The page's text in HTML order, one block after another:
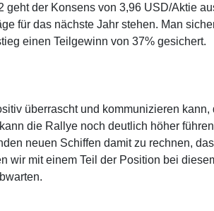
geht der Konsens von 3,96 USD/Aktie
für das nächste Jahr stehen. Man
einen Teilgewinn von 37% gesichert.
überrascht und kommunizieren
die Rallye noch deutlich höher
neuen Schiffen damit zu rechnen,
wir mit einem Teil der Position bei